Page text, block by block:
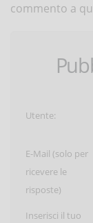
commento a
Utente:
E-Mail (solo per
ricevere le
risposte)
Inserisci il tuo